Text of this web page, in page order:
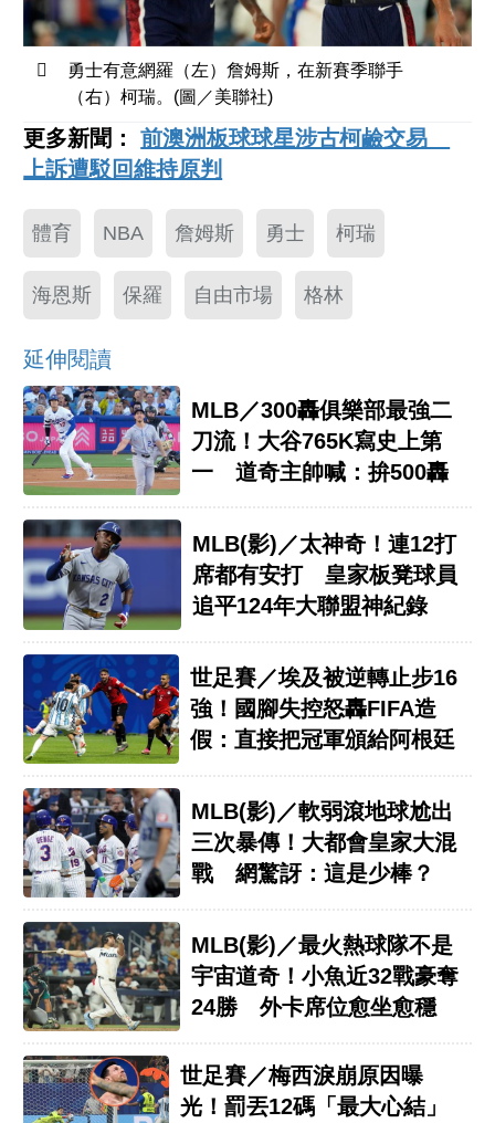
勇士有意網羅（左）詹姆斯，在新賽季聯手
（右）柯瑞。(圖／美聯社)
更多新聞：前澳洲板球球星涉古柯鹼交易
上訴遭駁回維持原判
體育 NBA 詹姆斯 勇士 柯瑞
海恩斯 保羅 自由市場 格林
延伸閱讀
MLB／300轟俱樂部最強二
刀流！大谷765K寫史上第
一 道奇主帥喊：拚500轟
MLB(影)／太神奇！連12打
席都有安打 皇家板凳球員
追平124年大聯盟神紀錄
世足賽／埃及被逆轉止步16
強！國腳失控怒轟FIFA造
假：直接把冠軍頒給阿根廷
MLB(影)／軟弱滾地球尬出
三次暴傳！大都會皇家大混
戰 網驚訝：這是少棒？
MLB(影)／最火熱球隊不是
宇宙道奇！小魚近32戰豪奪
24勝 外卡席位愈坐愈穩
世足賽／梅西淚崩原因曝
光！罰丟12碼「最大心結」